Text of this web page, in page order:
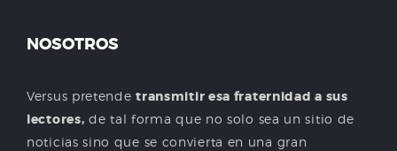
NOSOTROS
Versus pretendetransmitir esa fraternidad a sus
lectores, de tal forma que no solo sea un sitio de
noticias sino que se convierta en una gran